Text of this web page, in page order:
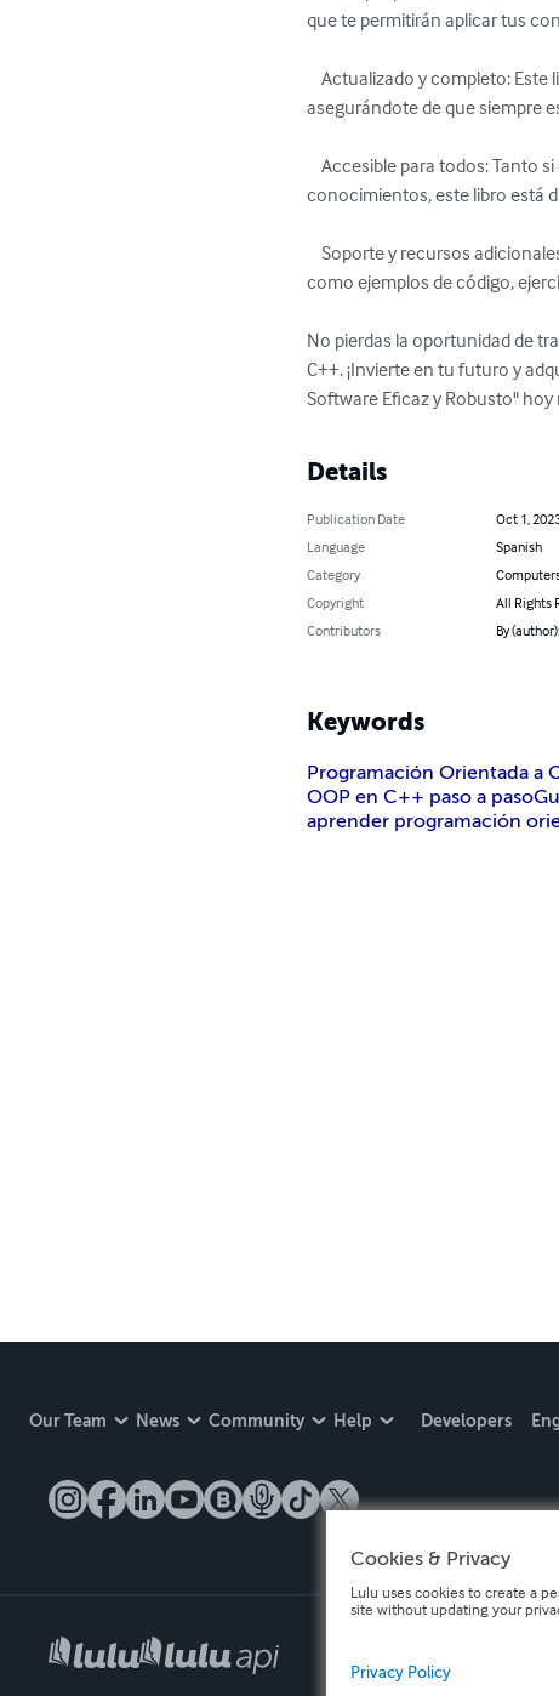
que te permitirán aplicar tus
    Actualizado y completo: Este libro incluye las últimas tendencias y mejores prácticas en el mundo de la POO en C++,
asegurándote de que siempre
    Accesible para todos: Tanto si eres un estudiante, un desarrollador autodidacta o un profesional que busca ampliar sus
conocimientos, este libro está
    Soporte y recursos adicionales: Al adquirir este libro, también tendrás acceso a un valioso conjunto de recursos adicionales,
como ejemplos de código,
No pierdas la oportunidad de
C++. ¡Invierte en tu futuro y
Software Eficaz y Robusto"
Details
Publication Date
Oct 1,
Language
Spanish
Category
Copyright
All Rights
Contributors
By
Keywords
Programación Orientada a
OOP en C++ paso a paso
aprender programación
Our Team News Community Help Developers
Cookies & Privacy
Lulu uses cookies to create a
site without updating your
Privacy Policy